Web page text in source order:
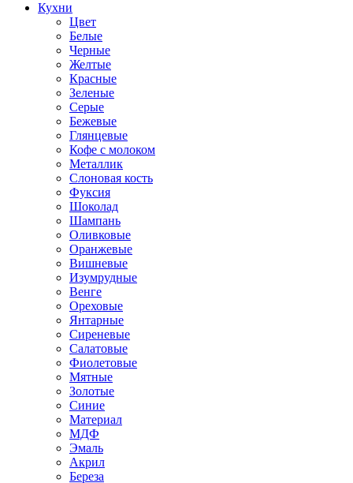
Кухни
Цвет
Белые
Черные
Желтые
Красные
Зеленые
Серые
Бежевые
Глянцевые
Кофе с молоком
Металлик
Слоновая кость
Фуксия
Шоколад
Шампань
Оливковые
Оранжевые
Вишневые
Изумрудные
Венге
Ореховые
Янтарные
Сиреневые
Салатовые
Фиолетовые
Мятные
Золотые
Синие
Материал
МДФ
Эмаль
Акрил
Береза